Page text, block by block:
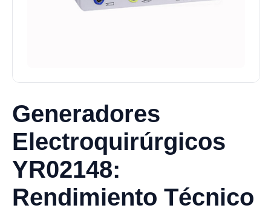
Generadores
Electroquirúrgicos
YR02148:
Rendimiento Técnico